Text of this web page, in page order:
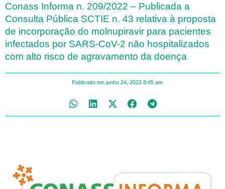
Conass Informa n. 209/2022 – Publicada a
Consulta Pública SCTIE n. 43 relativa à proposta
de incorporação do molnupiravir para pacientes
infectados por SARS-CoV-2 não hospitalizados
com alto risco de agravamento da doença
Publicado em junho 24, 2022 8:45 am